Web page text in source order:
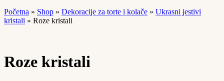
Početna » Shop » Dekoracije za torte i kolače » Ukrasni jestivi
kristali » Roze kristali
Roze kristali